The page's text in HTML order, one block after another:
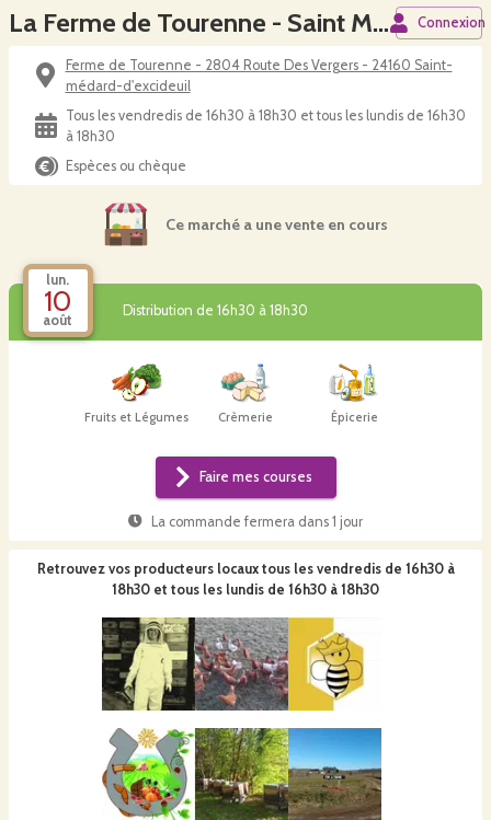
La Ferme de Tourenne - Saint Medard d Excideuil Connexion
Ferme de Tourenne - 2804 Route Des Vergers - 24160 Saint-
médard-d'excideuil
Tous les vendredis de 16h30 à 18h30 et tous les lundis de 16h30
à 18h30
Espèces ou chèque
Ce marché a une vente en cours
lun.
10
août
Distribution de 16h30 à 18h30
Fruits et Légumes Crèmerie Épicerie
Faire mes courses
La commande fermera dans 1 jour
Retrouvez vos producteurs locaux tous les vendredis de 16h30 à
18h30 et tous les lundis de 16h30 à 18h30